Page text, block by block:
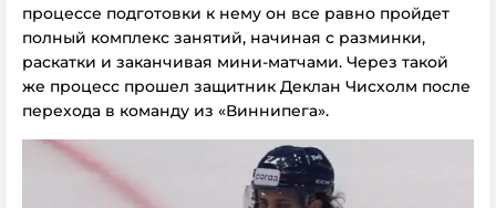
процессе подготовки к нему он все равно пройдет
полный комплекс занятий, начиная с разминки,
раскатки и заканчивая мини-матчами. Через такой
же процесс прошел защитник Деклан Чисхолм после
перехода в команду из «Виннипега».